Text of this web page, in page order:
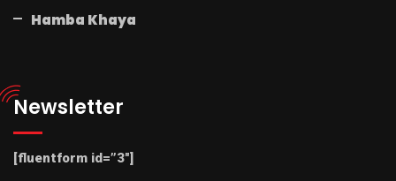
Hamba Khaya
Newsletter
[fluentform id=”3″]